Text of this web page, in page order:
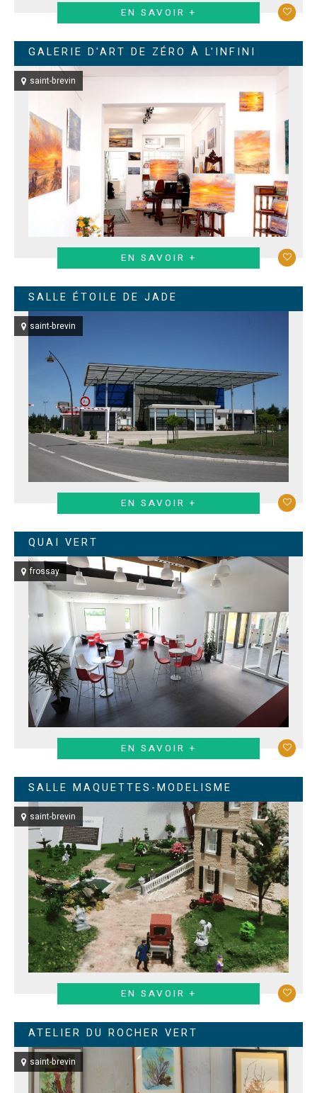
EN SAVOIR +
GALERIE D'ART DE ZÉRO À L'INFINI
saint-brevin
EN SAVOIR +
SALLE ÉTOILE DE JADE
saint-brevin
EN SAVOIR +
QUAI VERT
frossay
EN SAVOIR +
SALLE MAQUETTES-MODELISME
saint-brevin
EN SAVOIR +
ATELIER DU ROCHER VERT
saint-brevin